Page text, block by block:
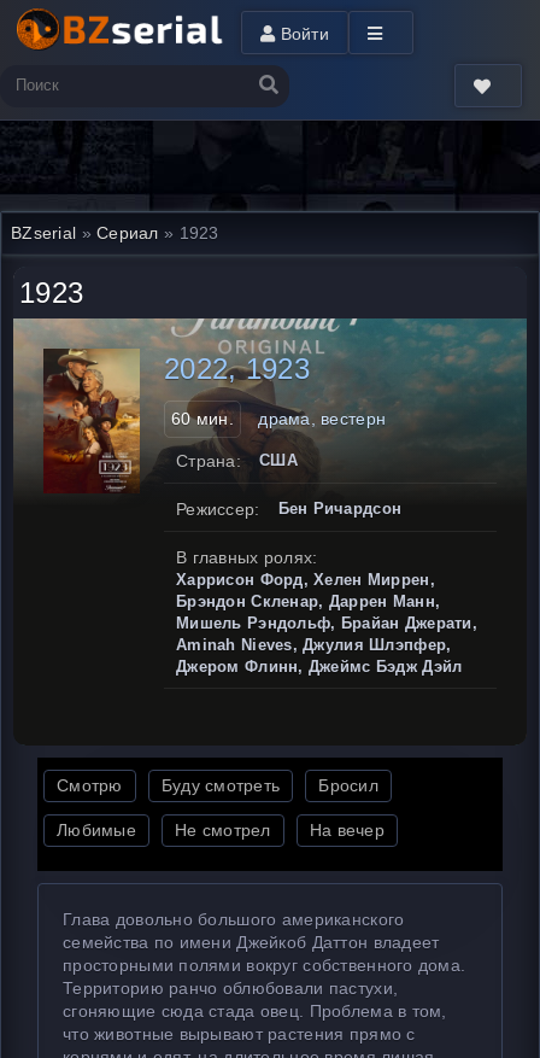
Войти
BZserial »Сериал » 1923
1923
2022, 1923
60 мин. драма, вестерн
Страна: США
Режиссер: Бен Ричардсон
В главных ролях:
Харрисон Форд, Хелен Миррен,
Брэндон Скленар, Даррен Манн,
Мишель Рэндольф, Брайан Джерати,
Aminah Nieves, Джулия Шлэпфер,
Джером Флинн, Джеймс Бэдж Дэйл
Смотрю Буду смотреть Бросил
Любимые Не смотрел На вечер
Глава довольно большого американского
семейства по имени Джейкоб Даттон владеет
просторными полями вокруг собственного дома.
Территорию ранчо облюбовали пастухи,
сгоняющие сюда стада овец. Проблема в том,
что животные вырывают растения прямо с